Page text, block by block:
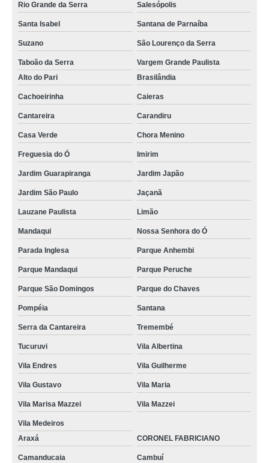
Rio Grande da Serra Salesópolis
Santa Isabel Santana de Parnaíba
Suzano São Lourenço da Serra
Taboão da Serra
Vargem Grande Paulista
Alto do Pari
Brasilândia
Cachoeirinha Caieras
Cantareira Carandiru
Casa Verde Chora Menino
Freguesia do Ó Imirim
Jardim Guarapiranga Jardim Japão
Jardim São Paulo Jaçanã
Lauzane Paulista Limão
Mandaqui Nossa Senhora do Ó
Parada Inglesa Parque Anhembi
Parque Mandaqui Parque Peruche
Parque São Domingos Parque do Chaves
Pompéia Santana
Serra da Cantareira Tremembé
Tucuruvi Vila Albertina
Vila Endres Vila Guilherme
Vila Gustavo Vila Maria
Vila Marisa Mazzei Vila Mazzei
Vila Medeiros
Araxá
CORONEL FABRICIANO
Camanducaia Cambuí